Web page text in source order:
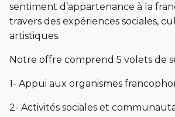
sentiment d’appartenance à la
travers des expériences sociales,
artistiques.
Notre offre comprend 5 volets de
1- Appui aux organismes
2- Activités sociales et